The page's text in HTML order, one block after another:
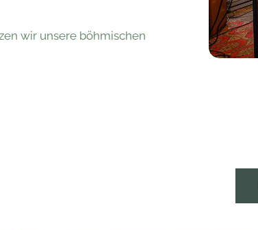
wir unsere böhmischen